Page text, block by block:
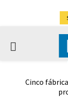
PRIMARY
Cinco